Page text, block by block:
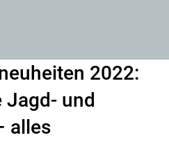
2022:
Jagd- und
alles